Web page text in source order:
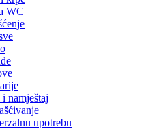
WC
namještaj
upotrebu